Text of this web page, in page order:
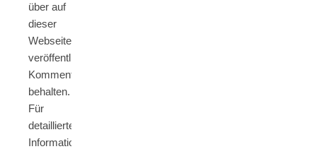
über auf
dieser
Webseite
veröffentlichte
Kommentare
behalten.
Für
detaillierte
Informationen,